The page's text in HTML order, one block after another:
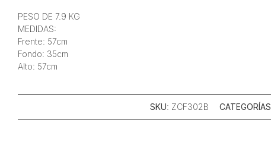
PESO DE 7.9 KG
MEDIDAS:
Frente: 57cm
Fondo: 35cm
Alto: 57cm
SKU: ZCF302B CATEGORÍAS